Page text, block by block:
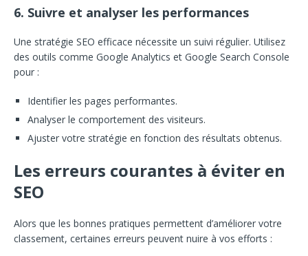
6. Suivre et analyser les performances
Une stratégie SEO efficace nécessite un suivi régulier. Utilisez
des outils comme Google Analytics et Google Search Console
pour :
Identifier les pages performantes.
Analyser le comportement des visiteurs.
Ajuster votre stratégie en fonction des résultats obtenus.
Les erreurs courantes à éviter en
SEO
Alors que les bonnes pratiques permettent d’améliorer votre
classement, certaines erreurs peuvent nuire à vos efforts :